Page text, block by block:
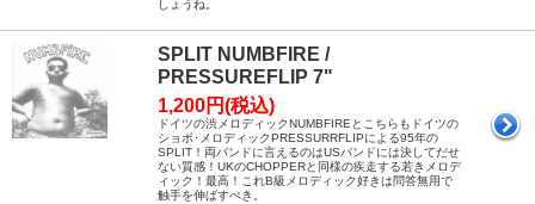
しょうね。
SPLIT NUMBFIRE /
PRESSUREFLIP 7"
1,200円(税込)
ドイツの渋メロディックNUMBFIREとこちらもドイツの
ショボ･メロディックPRESSURRFLIPによる95年の
SPLIT！両バンドに言えるのはUSバンドには決してだせ
ない質感！UKのCHOPPERと同様の疾走する若きメロデ
ィック！最高！これB級メロディック好きは問答無用で
触手を伸ばすべき。